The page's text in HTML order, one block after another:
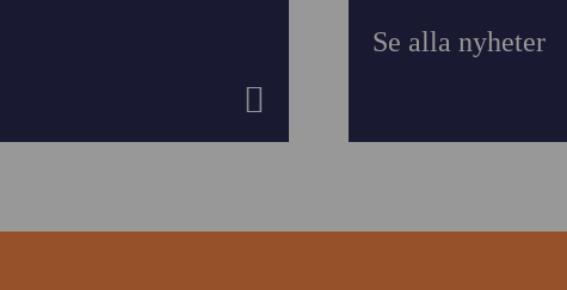
Se alla nyheter